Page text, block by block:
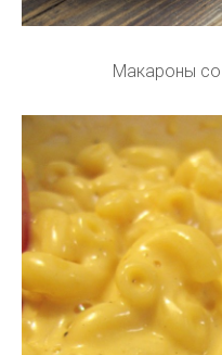
Макароны